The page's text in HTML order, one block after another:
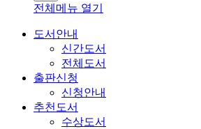
전체메뉴 열기
도서안내
신간도서
전체도서
출판신청
신청안내
추천도서
수상도서